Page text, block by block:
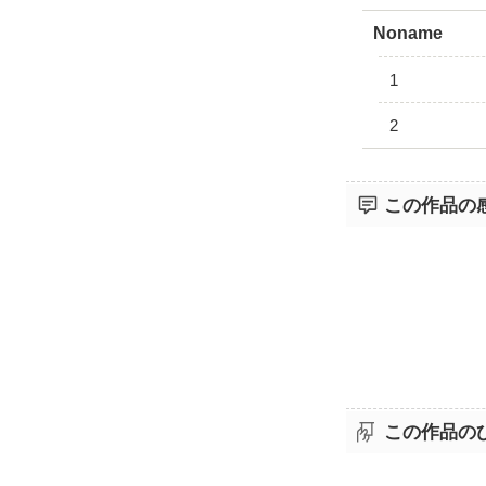
Noname
1
2
この作品の
この作品の